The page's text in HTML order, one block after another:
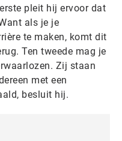
pleit hij ervoor dat
als je je
te maken, komt dit
Ten tweede mag je
Zij staan
met een
besluit hij.